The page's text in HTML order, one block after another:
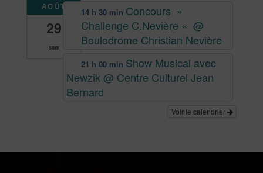
AOÛT
29
sam
14 h 30 min Concours »
Challenge C.Nevière «@
Boulodrome Christian Nevière
21 h 00 min Show Musical avec
Newzik@ Centre Culturel Jean
Bernard
Voir le calendrier